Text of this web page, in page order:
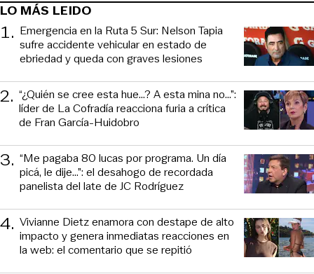
LO MÁS LEIDO
1. Emergencia en la Ruta 5 Sur: Nelson Tapia
sufre accidente vehicular en estado de
ebriedad y queda con graves lesiones
2. “¿Quién se cree esta hue...? A esta mina no...”:
líder de La Cofradía reacciona furia a crítica
de Fran García-Huidobro
3. “Me pagaba 80 lucas por programa. Un día
picá, le dije...”: el desahogo de recordada
panelista del late de JC Rodríguez
4. Vivianne Dietz enamora con destape de alto
impacto y genera inmediatas reacciones en
la web: el comentario que se repitió